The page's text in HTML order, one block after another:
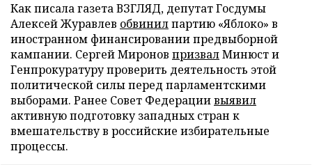
Как писала газета ВЗГЛЯД, депутат Госдумы
Алексей Журавлев обвинилпартию «Яблоко» в
иностранном финансировании предвыборной
кампании. Сергей Миронов призвалМинюст и
Генпрокуратуру проверить деятельность этой
политической силы перед парламентскими
выборами. Ранее Совет Федерациивыявил
активную подготовку западных стран к
вмешательству в российские избирательные
процессы.